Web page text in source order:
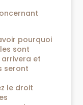
pourquoi
sont
arrivera et
seront
le droit